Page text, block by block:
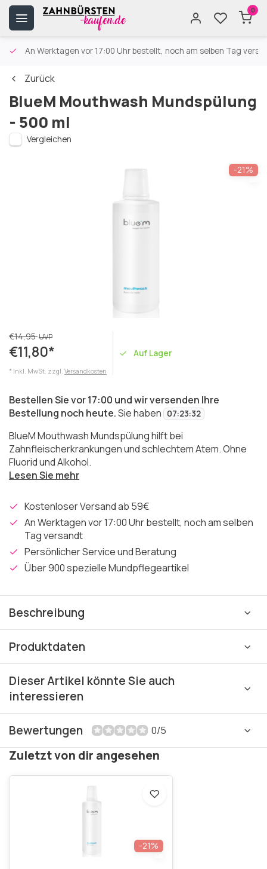
0
An Werktagen vor 17:00 Uhr bestellt, noch am selben Tag
Zurück
BlueM Mouthwash Mundspülung
- 500 ml
Vergleichen
-21%
€14,95UVP
€11,80*
* Inkl. MwSt. zzgl. Versandkosten
Auf Lager
Bestellen Sie vor 17:00 und wir versenden Ihre
Bestellung noch heute.Sie haben 07:23:32
BlueM Mouthwash Mundspülung hilft bei
Zahnfleischerkrankungen und schlechtem Atem. Ohne
Fluorid und Alkohol.
Lesen Sie mehr
Kostenloser Versand ab 59€
An Werktagen vor 17:00 Uhr bestellt, noch am selben
Tag versandt
Persönlicher Service und Beratung
Über 900 spezielle Mundpflegeartikel
Beschreibung
Produktdaten
Dieser Artikel könnte Sie auch
interessieren
Bewertungen 0/5
Zuletzt von dir angesehen
-21%